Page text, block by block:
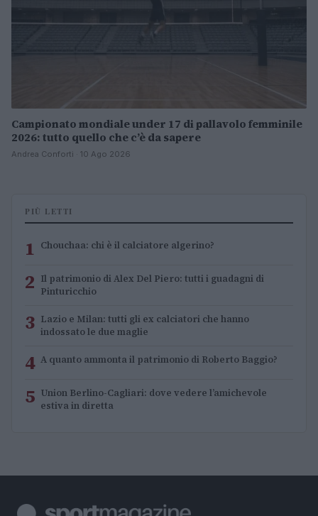
Campionato mondiale under 17 di pallavolo femminile
2026: tutto quello che c’è da sapere
Andrea Conforti · 10 Ago 2026
PIÙ LETTI
1 Chouchaa: chi è il calciatore algerino?
2 Il patrimonio di Alex Del Piero: tutti i guadagni di
Pinturicchio
3 Lazio e Milan: tutti gli ex calciatori che hanno
indossato le due maglie
4 A quanto ammonta il patrimonio di Roberto Baggio?
5 Union Berlino-Cagliari: dove vedere l’amichevole
estiva in diretta